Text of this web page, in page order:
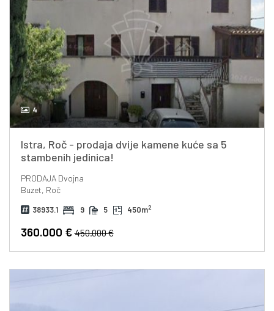
4
Istra, Roč - prodaja dvije kamene kuće sa 5
stambenih jedinica!
PRODAJADvojna
Buzet, Roč
38933.1 9 5 450m2
360.000 €450.000 €